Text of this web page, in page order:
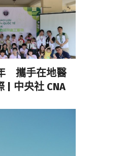
攜手在地醫
| 中央社 CNA